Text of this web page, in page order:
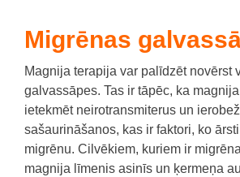
Migrēnas
Magnija terapija var palīdzēt novērst
galvassāpes. Tas ir tāpēc, ka
ietekmēt neirotransmiterus un
sašaurināšanos, kas ir faktori, ko
migrēnu. Cilvēkiem, kuriem ir
magnija līmenis asinīs un ķermeņa